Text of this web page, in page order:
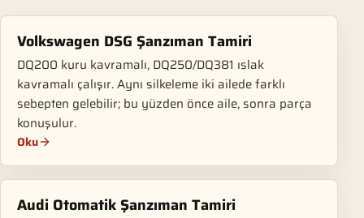
Volkswagen DSG Şanzıman Tamiri
DQ200 kuru kavramalı, DQ250/DQ381 ıslak
kavramalı çalışır. Aynı silkeleme iki ailede farklı
sebepten gelebilir; bu yüzden önce aile, sonra parça
konuşulur.
Oku
Audi Otomatik Şanzıman Tamiri